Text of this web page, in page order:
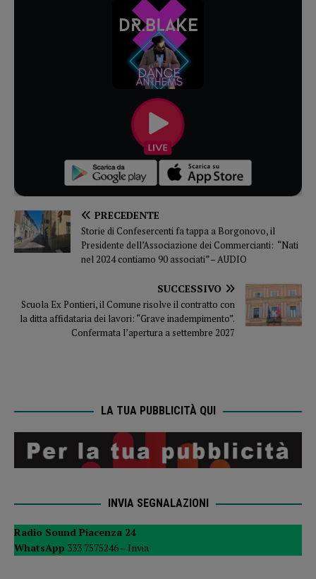
PRECEDENTE
Storie di Confesercenti fa tappa a Borgonovo, il
Presidente dell’Associazione dei Commercianti: “Nati
nel 2024 contiamo 90 associati” – AUDIO
SUCCESSIVO
Scuola Ex Pontieri, il Comune risolve il contratto con
la ditta affidataria dei lavori: “Grave inadempimento”.
Confermata l’apertura a settembre 2027
LA TUA PUBBLICITÀ QUI
INVIA SEGNALAZIONI
Radio Sound Piacenza 24
WhatsApp 333 7575246 – Invia